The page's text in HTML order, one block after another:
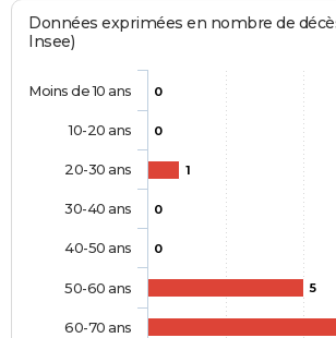
Données exprimées en nombre de
Insee)
0
0
1
0
0
5
Moins de 10 ans
10-20 ans
20-30 ans
30-40 ans
40-50 ans
50-60 ans
60-70 ans